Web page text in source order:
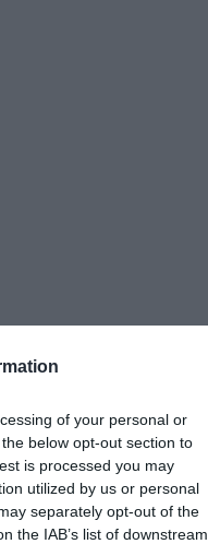
of your personal or
below opt-out section to
is processed you may
utilized by us or personal
separately opt-out of the
the IAB’s list of downstream